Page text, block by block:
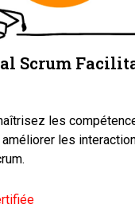
Scrum
les
les